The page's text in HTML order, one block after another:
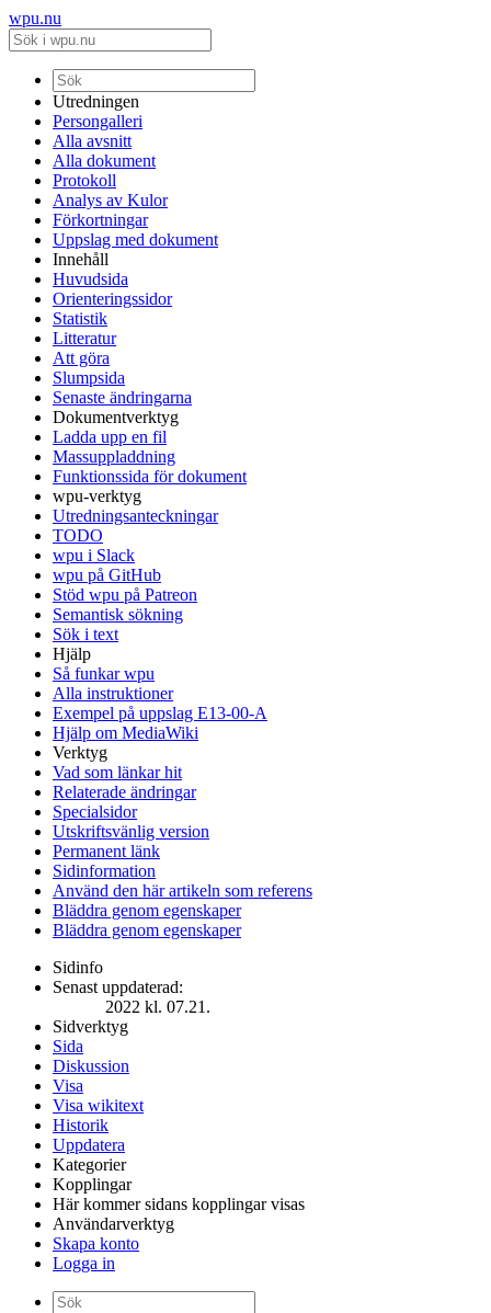
wpu.nu
Utredningen
Persongalleri
Alla avsnitt
Alla dokument
Protokoll
Analys av Kulor
Förkortningar
Uppslag med dokument
Innehåll
Huvudsida
Orienteringssidor
Statistik
Litteratur
Att göra
Slumpsida
Senaste ändringarna
Dokumentverktyg
Ladda upp en fil
Massuppladdning
Funktionssida för dokument
wpu-verktyg
Utredningsanteckningar
TODO
wpu i Slack
wpu på GitHub
Stöd wpu på Patreon
Semantisk sökning
Sök i text
Hjälp
Så funkar wpu
Alla instruktioner
Exempel på uppslag E13-00-A
Hjälp om MediaWiki
Verktyg
Vad som länkar hit
Relaterade ändringar
Specialsidor
Utskriftsvänlig version
Permanent länk
Sidinformation
Använd den här artikeln som referens
Bläddra genom egenskaper
Bläddra genom egenskaper
Sidinfo
Senast uppdaterad:
2022 kl. 07.21.
Sidverktyg
Sida
Diskussion
Visa
Visa wikitext
Historik
Uppdatera
Kategorier
Kopplingar
Här kommer sidans kopplingar visas
Användarverktyg
Skapa konto
Logga in